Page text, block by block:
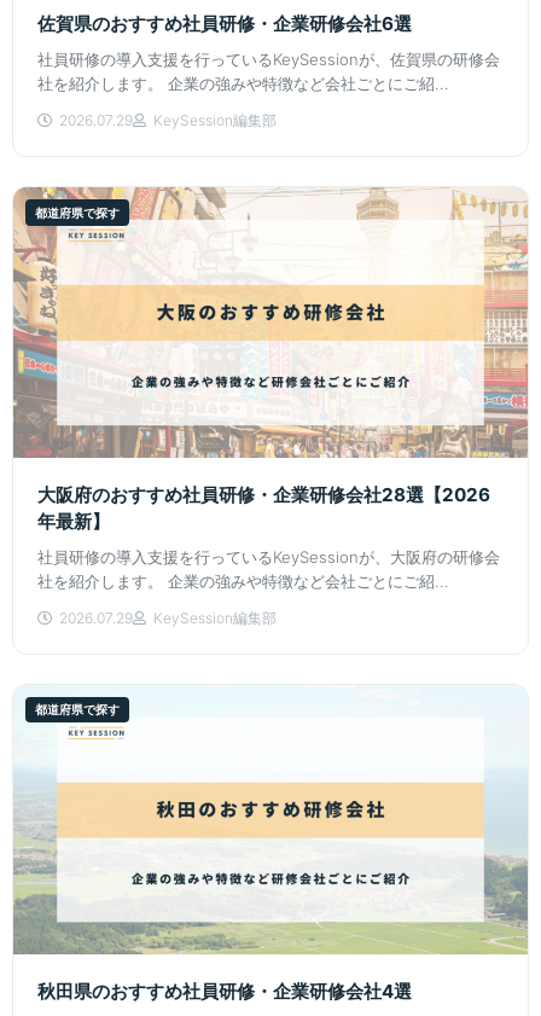
佐賀県のおすすめ社員研修・企業研修会社6選
社員研修の導入支援を行っているKeySessionが、佐賀県の研修会
社を紹介します。 企業の強みや特徴など会社ごとにご紹...
2026.07.29 KeySession編集部
都道府県で探す
大阪府のおすすめ社員研修・企業研修会社28選【2026
年最新】
社員研修の導入支援を行っているKeySessionが、大阪府の研修会
社を紹介します。 企業の強みや特徴など会社ごとにご紹...
2026.07.29 KeySession編集部
都道府県で探す
秋田県のおすすめ社員研修・企業研修会社4選